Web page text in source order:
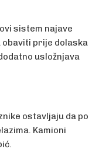
sistem najave
obaviti prije dolaska
usložnjava
ostavljaju da po
Kamioni